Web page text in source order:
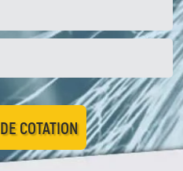
COTATION